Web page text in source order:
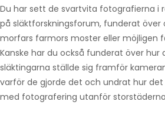
Du har sett de svartvita fotografierna i
på släktforskningsforum, funderat över
morfars farmors moster eller möjligen
Kanske har du också funderat över hur
släktingarna ställde sig framför
varför de gjorde det och undrat hur
med fotografering utanför